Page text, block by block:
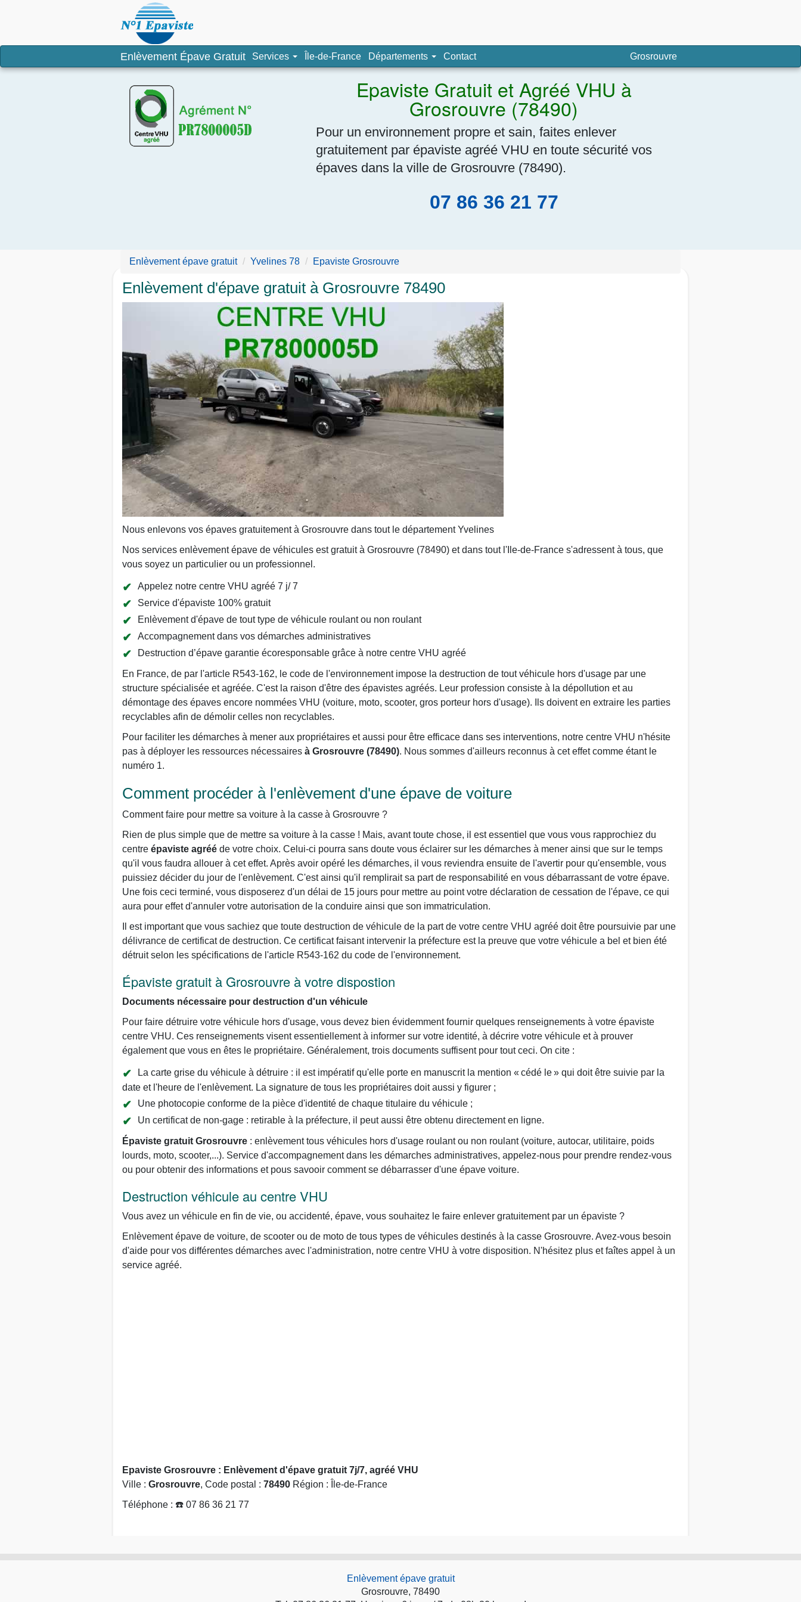
Enlèvement Épave Gratuit Services Île-de-France Départements
Navigation
Contact Grosrouvre
Epaviste Gratuit et Agréé VHU à
Grosrouvre (78490)
Pour un environnement propre et sain, faites enlever
gratuitement par épaviste agréé VHU en toute sécurité vos
épaves dans la ville de Grosrouvre (78490).
07 86 36 21 77
Enlèvement épave gratuit Yvelines 78 Epaviste Grosrouvre
Enlèvement d'épave gratuit à Grosrouvre 78490
Nous enlevons vos épaves gratuitement à Grosrouvre dans tout le département Yvelines
Nos services enlèvement épave de véhicules est gratuit à Grosrouvre (78490) et dans tout l'Ile-de-France s'adressent à tous, que
vous soyez un particulier ou un professionnel.
Appelez notre centre VHU agréé 7 j/ 7
Service d'épaviste 100% gratuit
Enlèvement d'épave de tout type de véhicule roulant ou non roulant
Accompagnement dans vos démarches administratives
Destruction d’épave garantie écoresponsable grâce à notre centre VHU agréé
En France, de par l'article R543-162, le code de l'environnement impose la destruction de tout véhicule hors d'usage par une
structure spécialisée et agréée. C'est la raison d'être des épavistes agréés. Leur profession consiste à la dépollution et au
démontage des épaves encore nommées VHU (voiture, moto, scooter, gros porteur hors d'usage). Ils doivent en extraire les parties
recyclables afin de démolir celles non recyclables.
Pour faciliter les démarches à mener aux propriétaires et aussi pour être efficace dans ses interventions, notre centre VHU n'hésite
pas à déployer les ressources nécessaires à Grosrouvre (78490). Nous sommes d'ailleurs reconnus à cet effet comme étant le
numéro 1.
Comment procéder à l'enlèvement d'une épave de voiture
Comment faire pour mettre sa voiture à la casse à Grosrouvre ?
Rien de plus simple que de mettre sa voiture à la casse ! Mais, avant toute chose, il est essentiel que vous vous rapprochiez du
centre épaviste agréé de votre choix. Celui-ci pourra sans doute vous éclairer sur les démarches à mener ainsi que sur le temps
qu'il vous faudra allouer à cet effet. Après avoir opéré les démarches, il vous reviendra ensuite de l'avertir pour qu'ensemble, vous
puissiez décider du jour de l'enlèvement. C'est ainsi qu'il remplirait sa part de responsabilité en vous débarrassant de votre épave.
Une fois ceci terminé, vous disposerez d'un délai de 15 jours pour mettre au point votre déclaration de cessation de l'épave, ce qui
aura pour effet d'annuler votre autorisation de la conduire ainsi que son immatriculation.
Il est important que vous sachiez que toute destruction de véhicule de la part de votre centre VHU agréé doit être poursuivie par une
délivrance de certificat de destruction. Ce certificat faisant intervenir la préfecture est la preuve que votre véhicule a bel et bien été
détruit selon les spécifications de l'article R543-162 du code de l'environnement.
Épaviste gratuit à Grosrouvre à votre dispostion
Documents nécessaire pour destruction d'un véhicule
Pour faire détruire votre véhicule hors d'usage, vous devez bien évidemment fournir quelques renseignements à votre épaviste
centre VHU. Ces renseignements visent essentiellement à informer sur votre identité, à décrire votre véhicule et à prouver
également que vous en êtes le propriétaire. Généralement, trois documents suffisent pour tout ceci. On cite :
La carte grise du véhicule à détruire : il est impératif qu'elle porte en manuscrit la mention « cédé le » qui doit être suivie par la
date et l'heure de l'enlèvement. La signature de tous les propriétaires doit aussi y figurer ;
Une photocopie conforme de la pièce d'identité de chaque titulaire du véhicule ;
Un certificat de non-gage : retirable à la préfecture, il peut aussi être obtenu directement en ligne.
Épaviste gratuit Grosrouvre : enlèvement tous véhicules hors d'usage roulant ou non roulant (voiture, autocar, utilitaire, poids
lourds, moto, scooter,...). Service d'accompagnement dans les démarches administratives, appelez-nous pour prendre rendez-vous
ou pour obtenir des informations et pous savooir comment se débarrasser d'une épave voiture.
Destruction véhicule au centre VHU
Vous avez un véhicule en fin de vie, ou accidenté, épave, vous souhaitez le faire enlever gratuitement par un épaviste ?
Enlèvement épave de voiture, de scooter ou de moto de tous types de véhicules destinés à la casse Grosrouvre. Avez-vous besoin
d'aide pour vos différentes démarches avec l'administration, notre centre VHU à votre disposition. N'hésitez plus et faîtes appel à un
service agréé.
Epaviste Grosrouvre : Enlèvement d'épave gratuit 7j/7, agréé VHU
Ville : Grosrouvre, Code postal : 78490 Région : Île-de-France
Téléphone : ☎️ 07 86 36 21 77
Enlèvement épave gratuit
Grosrouvre, 78490